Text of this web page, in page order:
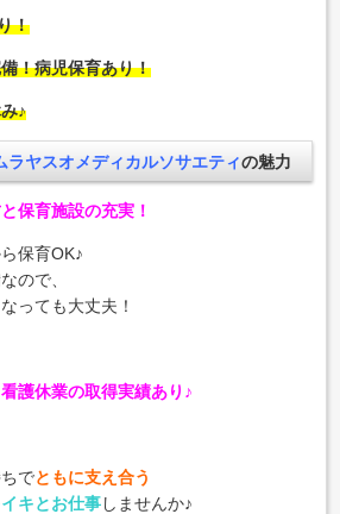
！
！病児保育あり！
♪
ラヤスオメディカルソサエティの魅力
保育施設の充実！
保育OK♪
ので、
ても大丈夫！
護休業の取得実績あり♪
でともに支え合う
キとお仕事しませんか♪